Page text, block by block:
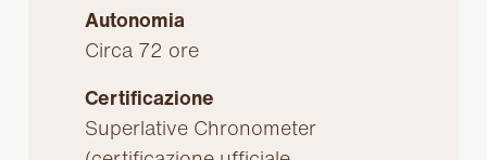
Autonomia
Circa 72 ore
Certificazione
Superlative Chronometer